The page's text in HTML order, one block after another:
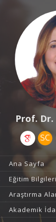
Prof. Dr.
Ana Sayfa
Eğitim Bilgileri
Araştırma
Akademik